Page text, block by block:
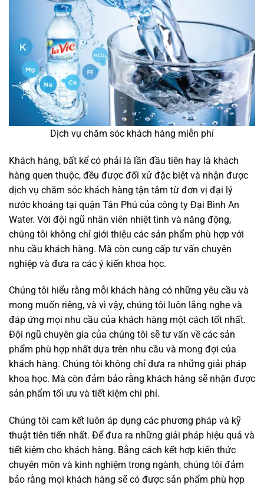
Dịch vụ chăm sóc khách hàng miễn phí
Khách hàng, bất kể có phải là lần đầu tiên hay là khách
hàng quen thuộc, đều được đối xử đặc biệt và nhận được
dịch vụ chăm sóc khách hàng tận tâm từ đơn vị đại lý
nước khoáng tại quận Tân Phú của công ty Đại Bình An
Water. Với đội ngũ nhân viên nhiệt tình và năng động,
chúng tôi không chỉ giới thiệu các sản phẩm phù hợp với
nhu cầu khách hàng. Mà còn cung cấp tư vấn chuyên
nghiệp và đưa ra các ý kiến khoa học.
Chúng tôi hiểu rằng mỗi khách hàng có những yêu cầu và
mong muốn riêng, và vì vậy, chúng tôi luôn lắng nghe và
đáp ứng mọi nhu cầu của khách hàng một cách tốt nhất.
Đội ngũ chuyên gia của chúng tôi sẽ tư vấn về các sản
phẩm phù hợp nhất dựa trên nhu cầu và mong đợi của
khách hàng. Chúng tôi không chỉ đưa ra những giải pháp
khoa học. Mà còn đảm bảo rằng khách hàng sẽ nhận được
sản phẩm tối ưu và tiết kiệm chi phí.
Chúng tôi cam kết luôn áp dụng các phương pháp và kỹ
thuật tiên tiến nhất. Để đưa ra những giải pháp hiệu quả và
tiết kiệm cho khách hàng. Bằng cách kết hợp kiến thức
chuyên môn và kinh nghiệm trong ngành, chúng tôi đảm
bảo rằng mọi khách hàng sẽ có được sản phẩm phù hợp